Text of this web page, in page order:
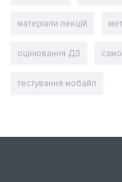
матеріали лекцій
оцінювання ДЗ
тестування мобайл